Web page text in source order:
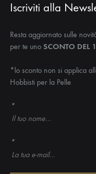
Iscriviti alla
Resta aggiornato sulle
per te uno SCONTO DEL
*lo sconto non si applica
Hobbisti per la Pelle
*
*